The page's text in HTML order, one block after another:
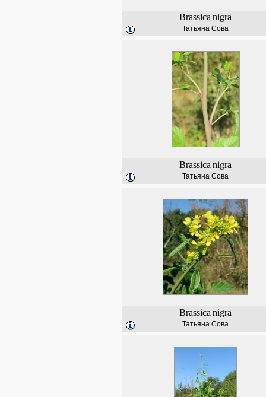
Brassica nigra
Татьяна Сова
Brassica nigra
Татьяна Сова
Brassica nigra
Татьяна Сова